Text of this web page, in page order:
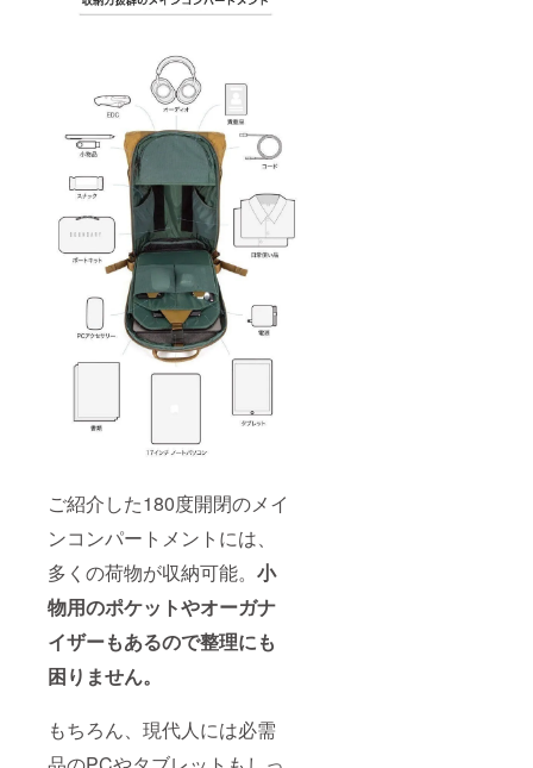
ご紹介した180度開閉のメイ
ンコンパートメントには、
多くの荷物が収納可能。 小
物用のポケットやオーガナ
イザーもあるので整理にも
困りません。
もちろん、現代人には必需